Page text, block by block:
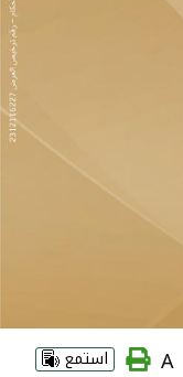
A استمع